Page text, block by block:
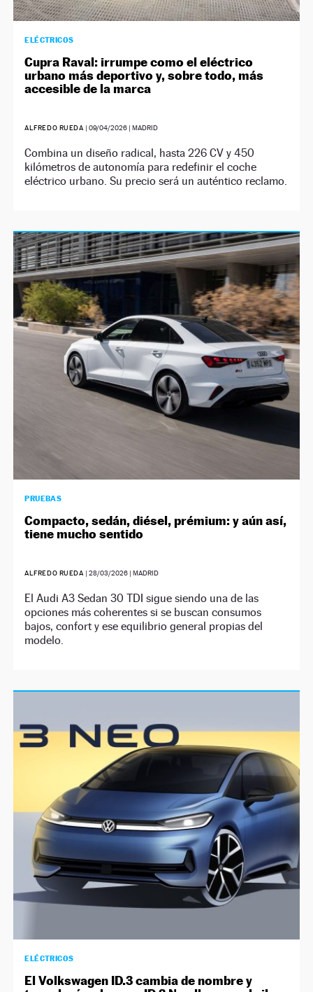
ELÉCTRICOS
Cupra Raval: irrumpe como el eléctrico
urbano más deportivo y, sobre todo, más
accesible de la marca
ALFREDO RUEDA | 09/04/2026| MADRID
Combina un diseño radical, hasta 226 CV y 450
kilómetros de autonomía para redefinir el coche
eléctrico urbano. Su precio será un auténtico reclamo.
PRUEBAS
Compacto, sedán, diésel, prémium: y aún así,
tiene mucho sentido
ALFREDO RUEDA | 28/03/2026| MADRID
El Audi A3 Sedan 30 TDI sigue siendo una de las
opciones más coherentes si se buscan consumos
bajos, confort y ese equilibrio general propias del
modelo.
ELÉCTRICOS
El Volkswagen ID.3 cambia de nombre y